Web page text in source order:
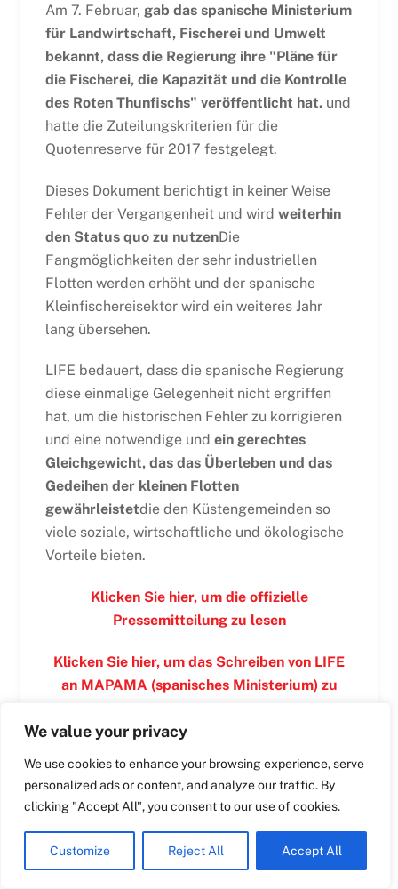
We value your privacy
We use cookies to enhance your browsing experience, serve
personalized ads or content, and analyze our traffic. By
clicking "Accept All", you consent to our use of cookies.
Customize Reject All Accept All
Am 7. Februar, gab das spanische Ministerium
für Landwirtschaft, Fischerei und Umwelt
bekannt, dass die Regierung ihre "Pläne für
die Fischerei, die Kapazität und die Kontrolle
des Roten Thunfischs" veröffentlicht hat.und
hatte die Zuteilungskriterien für die
Quotenreserve für 2017 festgelegt.
Dieses Dokument berichtigt in keiner Weise
Fehler der Vergangenheit und wird weiterhin
den Status quo zu nutzenDie
Fangmöglichkeiten der sehr industriellen
Flotten werden erhöht und der spanische
Kleinfischereisektor wird ein weiteres Jahr
lang übersehen.
LIFE bedauert, dass die spanische Regierung
diese einmalige Gelegenheit nicht ergriffen
hat, um die historischen Fehler zu korrigieren
und eine notwendige und ein gerechtes
Gleichgewicht, das das Überleben und das
Gedeihen der kleinen Flotten
gewährleistetdie den Küstengemeinden so
viele soziale, wirtschaftliche und ökologische
Vorteile bieten.
Klicken Sie hier, um die offizielle
Pressemitteilung zu lesen
Klicken Sie hier, um das Schreiben von LIFE
an MAPAMA (spanisches Ministerium) zu
English
Croatian
Dutch
Italian
Polish
Romanian
Spanish
Swedish